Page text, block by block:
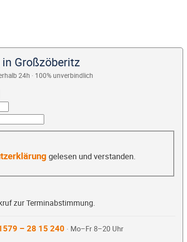
Großzöberitz
24h · 100% unverbindlich
gelesen und verstanden.
zur Terminabstimmung.
– 28 15 240 · Mo–Fr 8–20 Uhr